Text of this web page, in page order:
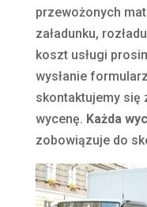
przewożonych
załadunku,
koszt usługi
wysłanie
skontaktujemy się
wycenę. Każda
zobowiązuje do